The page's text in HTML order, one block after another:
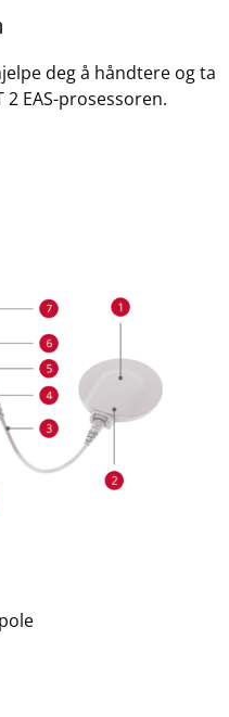
deg å håndtere og ta
2 EAS-prosessoren.